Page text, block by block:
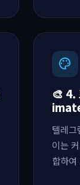
palette
🎨 4.
텔레
이는
합하여